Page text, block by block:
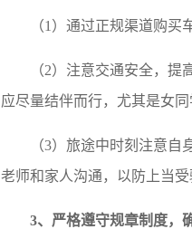
（1 ）通过正规渠道购买
（2）注意交通安全，提
应尽量结伴而行，尤其是女
（3）旅途中时刻注意自
老师和家人沟通，以防上当受
3、严格遵守规章制度，